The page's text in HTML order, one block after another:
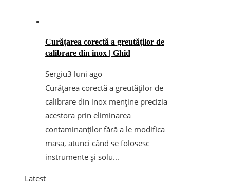
Curățarea corectă a greutăților de
calibrare din inox | Ghid
Sergiu3 luni ago
Curățarea corectă a greutăților de
calibrare din inox menține precizia
acestora prin eliminarea
contaminanților fără a le modifica
masa, atunci când se folosesc
instrumente și solu...
Latest